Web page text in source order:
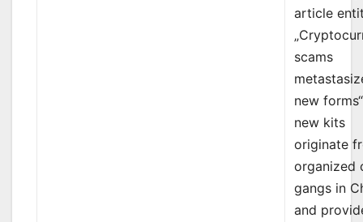
article
scams
new
new kits
originate
organized
gangs in
and